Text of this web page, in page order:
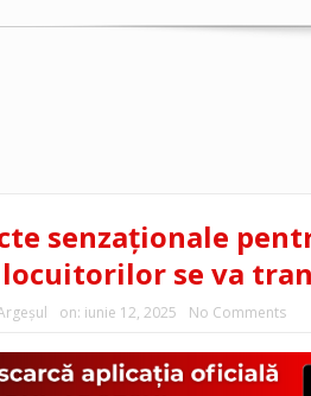
senzaționale
se va
on: iunie 12, 2025 No Comments